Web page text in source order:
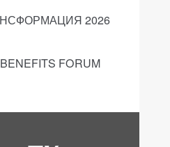
2026
FORUM